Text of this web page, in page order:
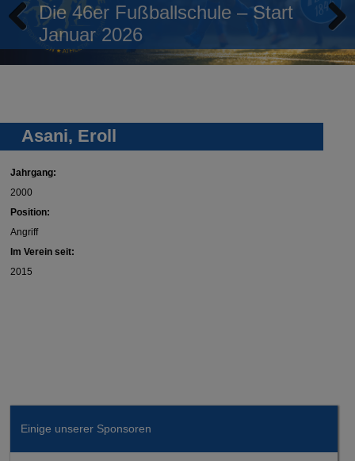
Die 46er Fußballschule – Start
Januar 2026
Previous
Asani, Eroll
Jahrgang:
2000
Position:
Angriff
Im Verein seit:
2015
Einige unserer Sponsoren